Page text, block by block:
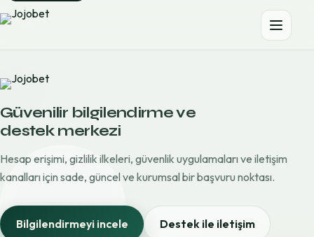
Güvenilir bilgilendirme ve
destek merkezi
Hesap erişimi, gizlilik ilkeleri, güvenlik uygulamaları ve iletişim
kanalları için sade, güncel ve kurumsal bir başvuru noktası.
Bilgilendirmeyi incele Destek ile iletişim